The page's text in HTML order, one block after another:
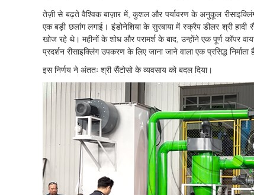
तेज़ी से बढ़ते वैश्विक बाज़ार में, कुशल और पर्यावरण के अनुकूल
एक बड़ी छलांग लगाई। इंडोनेशिया के सुरबाया में स्क्रैप डीलर श्री
खोज रहे थे। महीनों के शोध और परामर्श के बाद, उन्होंने एक पूर्ण कॉपर
प्रदर्शन रीसाइक्लिंग उपकरण के लिए जाना जाने वाला एक प्रसिद्ध निर्माता
इस निर्णय ने अंततः श्री सैंटोसो के व्यवसाय को बदल दिया।